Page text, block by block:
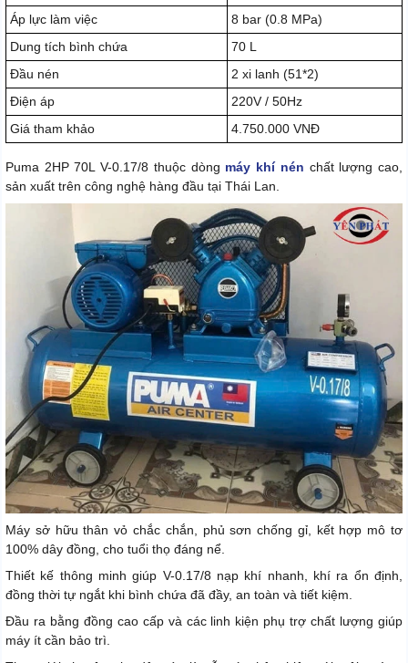
Áp lực làm việc
8 bar (0.8 MPa)
Dung tích bình chứa
70 L
Đầu nén
2 xi lanh (51*2)
Điện áp
220V / 50Hz
Giá tham khảo
4.750.000 VNĐ
Puma 2HP 70L V-0.17/8 thuộc dòng máy khí nén chất lượng cao,
sản xuất trên công nghệ hàng đầu tại Thái Lan.
Máy sở hữu thân vỏ chắc chắn, phủ sơn chống gỉ, kết hợp mô tơ
100% dây đồng, cho tuổi thọ đáng nể.
Thiết kế thông minh giúp V-0.17/8 nạp khí nhanh, khí ra ổn định,
đồng thời tự ngắt khi bình chứa đã đầy, an toàn và tiết kiệm.
Đầu ra bằng đồng cao cấp và các linh kiện phụ trợ chất lượng giúp
máy ít cần bảo trì.